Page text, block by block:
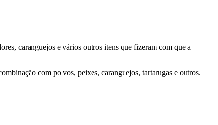
caranguejos e vários outros itens que fizeram com que a
com polvos, peixes, caranguejos, tartarugas e outros.